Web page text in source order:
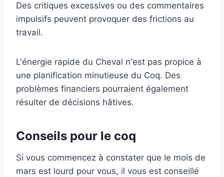
Des critiques excessives ou des commentaires
impulsifs peuvent provoquer des frictions au
travail.
L'énergie rapide du Cheval n'est pas propice à
une planification minutieuse du Coq. Des
problèmes financiers pourraient également
résulter de décisions hâtives.
Conseils pour le coq
Si vous commencez à constater que le mois de
mars est lourd pour vous, il vous est conseillé